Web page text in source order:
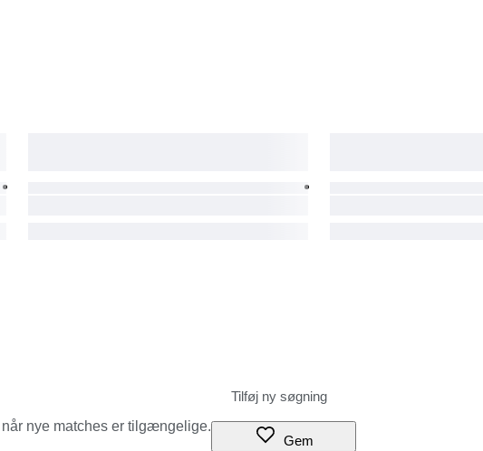
nye matches er tilgængelige.
Gem